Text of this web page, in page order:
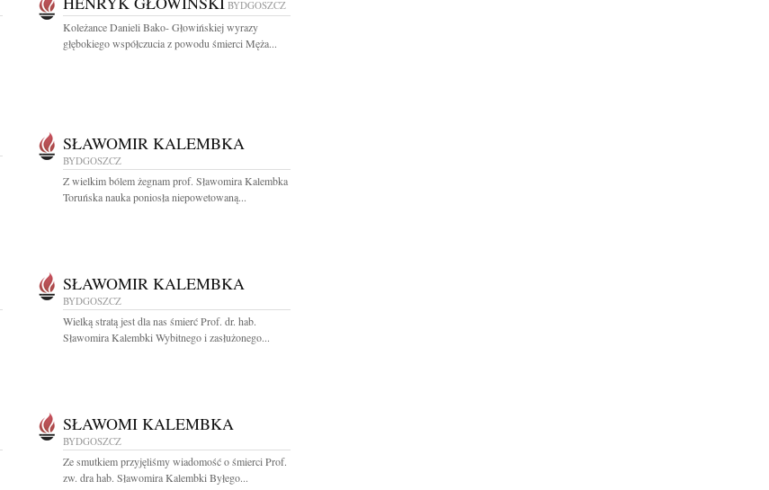
BYDGOSZCZ
Koleżance Danieli Bako- Głowińskiej wyrazy
głębokiego współczucia z powodu śmierci Męża...
SŁAWOMIR KALEMBKA
BYDGOSZCZ
Z wielkim bólem żegnam prof. Sławomira Kalembka
Toruńska nauka poniosła niepowetowaną...
SŁAWOMIR KALEMBKA
BYDGOSZCZ
Wielką stratą jest dla nas śmierć Prof. dr. hab.
Sławomira Kalembki Wybitnego i zasłużonego...
SŁAWOMI KALEMBKA
BYDGOSZCZ
Ze smutkiem przyjęliśmy wiadomość o śmierci Prof.
zw. dra hab. Sławomira Kalembki Byłego...